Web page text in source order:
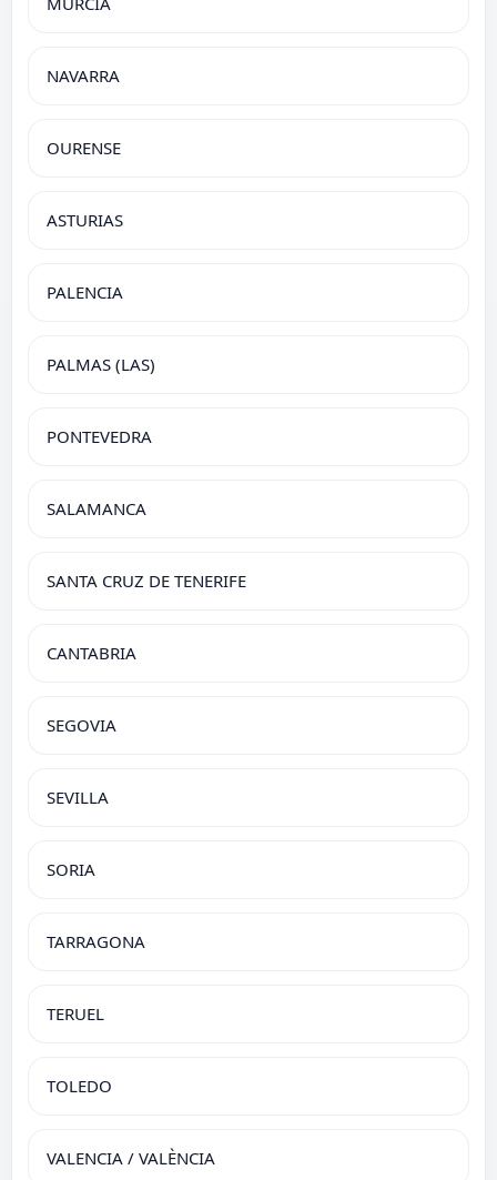
NAVARRA
OURENSE
ASTURIAS
PALENCIA
PALMAS (LAS)
PONTEVEDRA
SALAMANCA
SANTA CRUZ DE TENERIFE
CANTABRIA
SEGOVIA
SEVILLA
SORIA
TARRAGONA
TERUEL
TOLEDO
VALENCIA / VALÈNCIA